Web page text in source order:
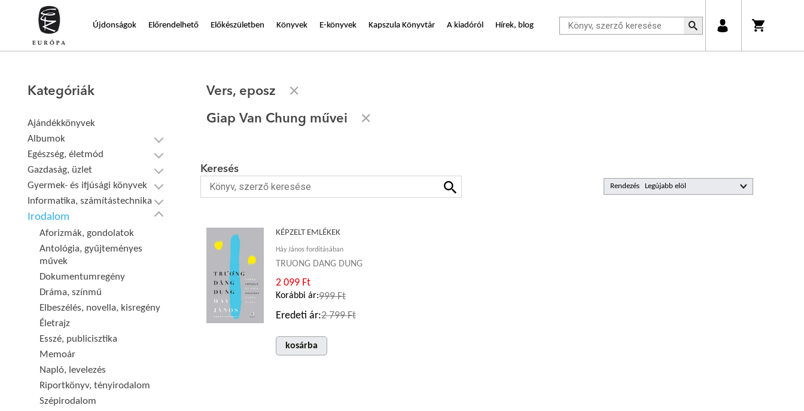
Újdonságok Előrendelhető Előkészületben Könyvek E-könyvek Kapszula Könyvtár A kiadóról Hírek, blog
Kategóriák
Ajándékkönyvek
Albumok
Egészség, életmód
Gazdaság, üzlet
Gyermek- és ifjúsági könyvek
Informatika, számítástechnika
Irodalom
Aforizmák, gondolatok
Antológia, gyűjteményes
művek
Dokumentumregény
Dráma, színmű
Elbeszélés, novella, kisregény
Életrajz
Esszé, publicisztika
Memoár
Napló, levelezés
Riportkönyv, tényirodalom
Szépirodalom
Vers, eposz
Giap Van Chung művei
Rendezés
Keresés
KÉPZELT EMLÉKEK
Háy János fordításában
TRUONG DANG DUNG
2 099 Ft
Korábbi ár:999 Ft
Eredeti ár:2 799 Ft
kosárba